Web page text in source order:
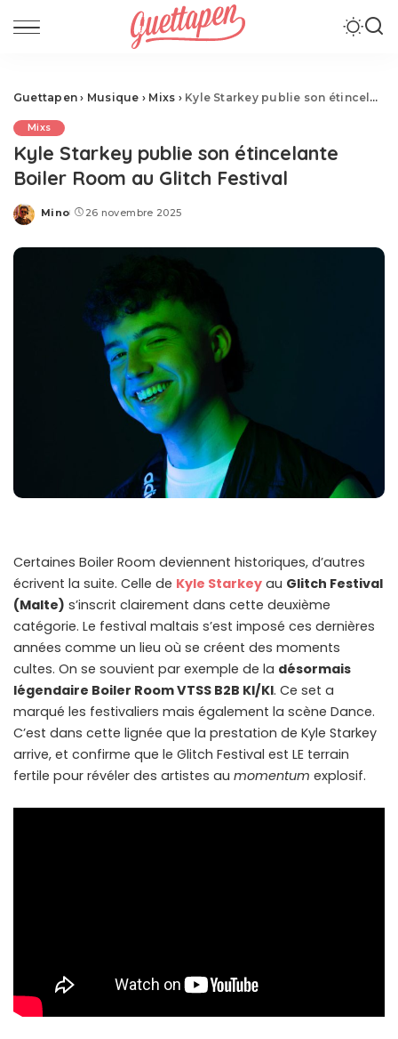
Guettapen › Musique › Mixs › Kyle Starkey publie son étincelante Boiler Room au Glitch Festival
Mixs
Kyle Starkey publie son étincelante
Boiler Room au Glitch Festival
Posted
Mino 26 novembre 2025
Certaines Boiler Room deviennent historiques, d’autres
écrivent la suite. Celle de Kyle Starkey au Glitch Festival
(Malte) s’inscrit clairement dans cette deuxième
catégorie. Le festival maltais s’est imposé ces dernières
années comme un lieu où se créent des moments
cultes. On se souvient par exemple de la désormais
légendaire Boiler Room VTSS B2B KI/KI. Ce set a
marqué les festivaliers mais également la scène Dance.
C’est dans cette lignée que la prestation de Kyle Starkey
arrive, et confirme que le Glitch Festival est LE terrain
fertile pour révéler des artistes au momentum explosif.